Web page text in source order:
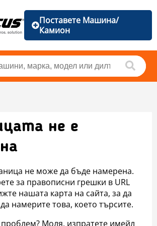
Поставете Машина/
Камион
не е
не може да бъде намерена.
за правописни грешки в URL
нашата карта на сайта, за да
намерите това, което търсите.
проблем? Моля, изпратете имейл